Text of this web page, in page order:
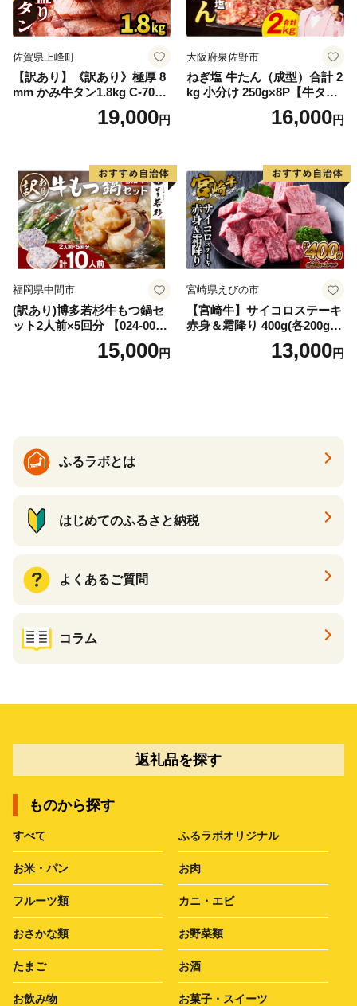
佐賀県上峰町
【訳あり】《訳あり》極厚 8
mm かみ牛タン1.8kg C-709-
19,000円
大阪府泉佐野市
ねぎ塩 牛たん（成型）合計 2
kg 小分け 250g×8P【牛タン
牛肉 焼肉用 薄切り 訳あり サ
16,000円
福岡県中間市
(訳あり)博多若杉牛もつ鍋セ
ット2人前×5回分 【024-002
15,000円
宮崎県えびの市
【宮崎牛】サイコロステーキ
赤身＆霜降り 400g(各200g×
１P 計2P) 真空パック 冷凍
13,000円
ふるラボとは
はじめてのふるさと納税
よくあるご質問
コラム
返礼品を探す
ものから探す
すべて ふるラボオリジナル
お米・パン お肉
フルーツ類 カニ・エビ
おさかな類 お野菜類
たまご お酒
お飲み物 お菓子・スイーツ